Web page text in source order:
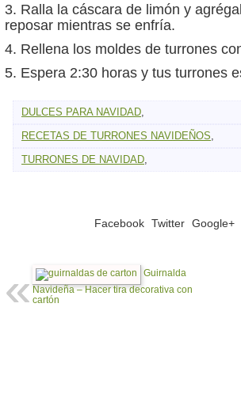
Ralla la cáscara de limón y
reposar mientras se enfría.
Rellena los moldes de turrones
Espera 2:30 horas y tus turrones
DULCES PARA NAVIDAD
RECETAS DE TURRONES NAVIDEÑOS
TURRONES DE NAVIDAD
Facebook Twitter Google+
Guirnalda
Navideña – Hacer tira decorativa con
cartón